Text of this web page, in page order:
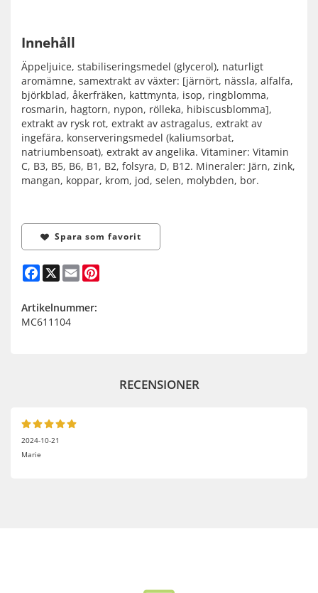
Innehåll
Äppeljuice, stabiliseringsmedel (glycerol), naturligt
aromämne, samextrakt av växter: [järnört, nässla, alfalfa,
björkblad, åkerfräken, kattmynta, isop, ringblomma,
rosmarin, hagtorn, nypon, rölleka, hibiscusblomma],
extrakt av rysk rot, extrakt av astragalus, extrakt av
ingefära, konserveringsmedel (kaliumsorbat,
natriumbensoat), extrakt av angelika. Vitaminer: Vitamin
C, B3, B5, B6, B1, B2, folsyra, D, B12. Mineraler: Järn, zink,
mangan, koppar, krom, jod, selen, molybden, bor.
Spara som favorit
Facebook
X Email
Artikelnummer:
MC611104
RECENSIONER
2024-10-21
Marie